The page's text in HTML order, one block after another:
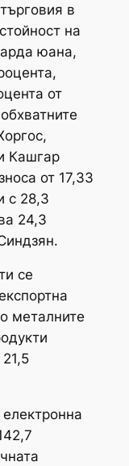
в
на
юана,
от
Кашгар
от 17,33
с 28,3
24,3
се
металните